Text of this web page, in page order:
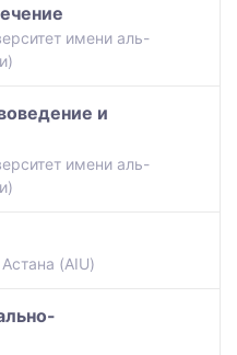
имени аль-
и
имени аль-
(AIU)